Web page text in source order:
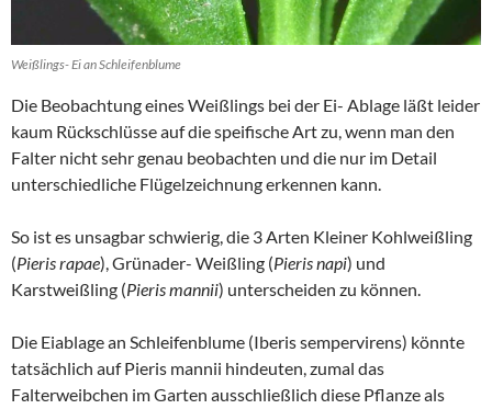
Weißlings- Ei an Schleifenblume
Die Beobachtung eines Weißlings bei der Ei- Ablage läßt leider
kaum Rückschlüsse auf die speifische Art zu, wenn man den
Falter nicht sehr genau beobachten und die nur im Detail
unterschiedliche Flügelzeichnung erkennen kann.
So ist es unsagbar schwierig, die 3 Arten Kleiner Kohlweißling
(Pieris rapae), Grünader- Weißling (Pieris napi) und
Karstweißling (Pieris mannii) unterscheiden zu können.
Die Eiablage an Schleifenblume (Iberis sempervirens) könnte
tatsächlich auf Pieris mannii hindeuten, zumal das
Falterweibchen im Garten ausschließlich diese Pflanze als